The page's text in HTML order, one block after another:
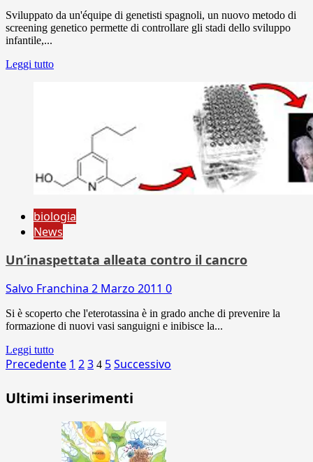
Sviluppato da un'équipe di genetisti spagnoli, un nuovo metodo di
screening genetico permette di controllare gli stadi dello sviluppo
infantile,...
Leggi tutto
biologia
News
Un’inaspettata alleata contro il cancro
Salvo Franchina 2 Marzo 2011 0
Si è scoperto che l'eterotassina è in grado anche di prevenire la
formazione di nuovi vasi sanguigni e inibisce la...
Leggi tutto
Paginazione
degli
articoli
Precedente 1 23 4 5Successivo
Ultimi inserimenti